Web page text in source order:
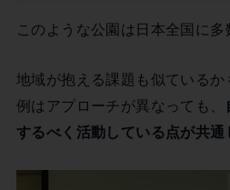
このような公園は日本全国に多
地域が抱える課題も似ている
例はアプローチが異なっても、
するべく活動している点が共通